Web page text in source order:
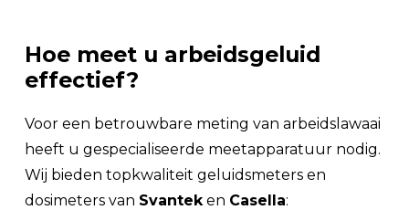
Hoe meet u arbeidsgeluid
effectief?
Voor een betrouwbare meting van arbeidslawaai
heeft u gespecialiseerde meetapparatuur nodig.
Wij bieden topkwaliteit geluidsmeters en
dosimeters van Svanteken Casella: